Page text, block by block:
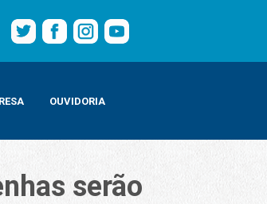
OUVIDORIA
serão